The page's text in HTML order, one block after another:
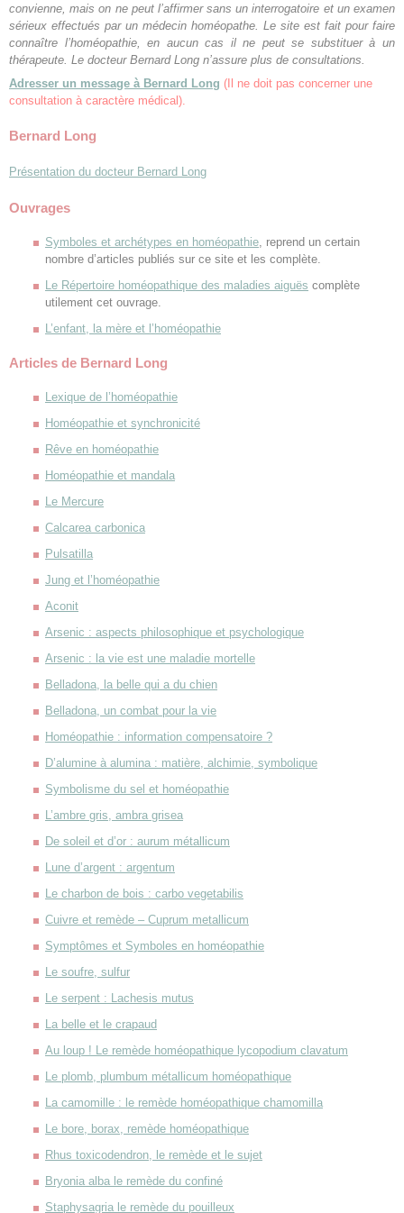
convienne, mais on ne peut l’affirmer sans un interrogatoire et un examen
sérieux effectués par un médecin homéopathe. Le site est fait pour faire
connaître l’homéopathie, en aucun cas il ne peut se substituer à un
thérapeute. Le docteur Bernard Long n’assure plus de consultations.
Adresser un message à Bernard Long (Il ne doit pas concerner une
consultation à caractère médical).
Bernard Long
Présentation du docteur Bernard Long
Ouvrages
Symboles et archétypes en homéopathie , reprend un certain
nombre d’articles publiés sur ce site et les complète.
Le Répertoire homéopathique des maladies aiguës complète
utilement cet ouvrage.
L’enfant, la mère et l’homéopathie
Articles de Bernard Long
Lexique de l’homéopathie
Homéopathie et synchronicité
Rêve en homéopathie
Homéopathie et mandala
Le Mercure
Calcarea carbonica
Pulsatilla
Jung et l’homéopathie
Aconit
Arsenic : aspects philosophique et psychologique
Arsenic : la vie est une maladie mortelle
Belladona, la belle qui a du chien
Belladona, un combat pour la vie
Homéopathie : information compensatoire ?
D’alumine à alumina : matière, alchimie, symbolique
Symbolisme du sel et homéopathie
L’ambre gris, ambra grisea
De soleil et d’or : aurum métallicum
Lune d’argent : argentum
Le charbon de bois : carbo vegetabilis
Cuivre et remède – Cuprum metallicum
Symptômes et Symboles en homéopathie
Le soufre, sulfur
Le serpent : Lachesis mutus
La belle et le crapaud
Au loup ! Le remède homéopathique lycopodium clavatum
Le plomb, plumbum métallicum homéopathique
La camomille : le remède homéopathique chamomilla
Le bore, borax, remède homéopathique
Rhus toxicodendron, le remède et le sujet
Bryonia alba le remède du confiné
Staphysagria le remède du pouilleux